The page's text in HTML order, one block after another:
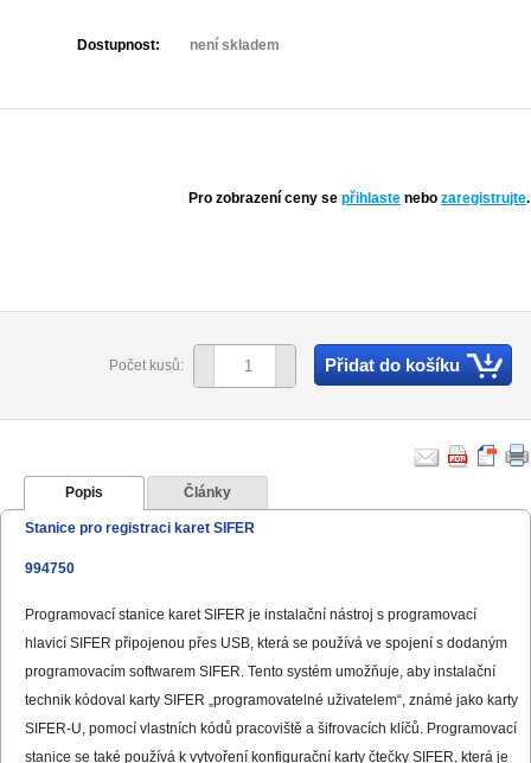
Dostupnost: není skladem
Pro zobrazení ceny se přihlaste nebo zaregistrujte.
Počet kusů: Přidat do košíku
Popis Články
Stanice pro registraci karet SIFER
994750
Programovací stanice karet SIFER je instalační nástroj s programovací
hlavicí SIFER připojenou přes USB, která se používá ve spojení s dodaným
programovacím softwarem SIFER. Tento systém umožňuje, aby instalační
technik kódoval karty SIFER „programovatelné uživatelem“, známé jako karty
SIFER-U, pomocí vlastních kódů pracoviště a šifrovacích klíčů. Programovací
stanice se také používá k vytvoření konfigurační karty čtečky SIFER, která je